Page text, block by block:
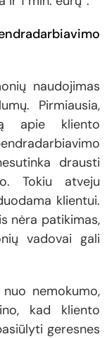
naudojimas
Pirmiausia,
apie kliento
drausti
Tokiu atveju
klientui.
nėra patikimas,
vadovai gali
nemokumo,
kad kliento
geresnes